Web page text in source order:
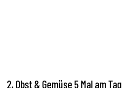
2. Obst & Gemüse 5 Mal am Tag